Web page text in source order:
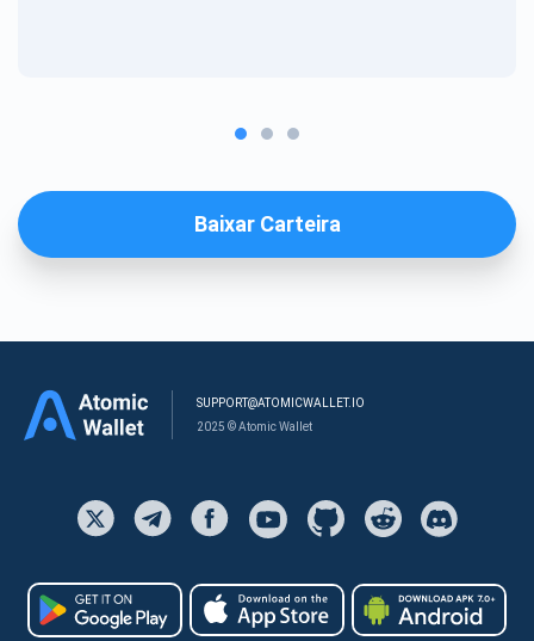
Baixar Carteira
SUPPORT@ATOMICWALLET.IO
2025 © Atomic Wallet